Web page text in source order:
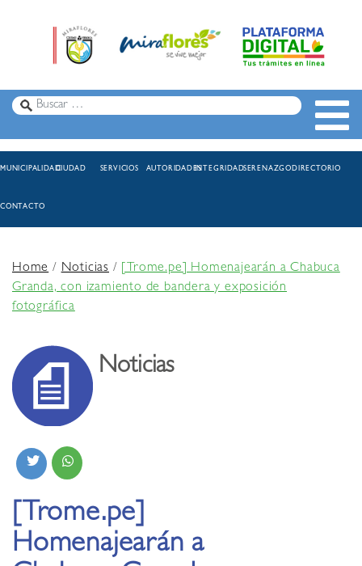
MUNICIPALIDADCIUDAD SERVICIOS AUTORIDADESINTEGRIDADSERENAZGODIRECTORIO
CONTACTO
Home/Noticias /
[Trome.pe] Homenajearán a Chabuca
Granda, con izamiento de bandera y exposición
fotográfica
Noticias
[Trome.pe]
Homenajearán a